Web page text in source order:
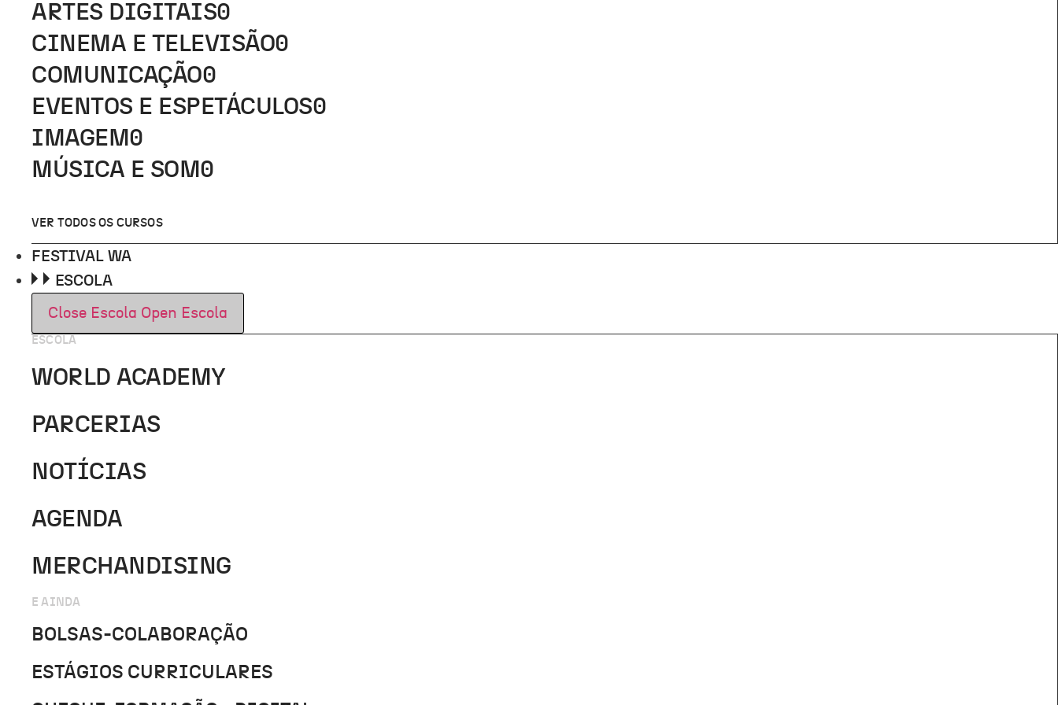
ARTES DIGITAIS0
CINEMA E TELEVISÃO0
COMUNICAÇÃO0
EVENTOS E ESPETÁCULOS0
IMAGEM 0
MÚSICA E SOM 0
VER TODOS OS CURSOS
FESTIVAL WA
ESCOLA
Close Escola Open Escola
ESCOLA
WORLD ACADEMY
PARCERIAS
NOTÍCIAS
AGENDA
MERCHANDISING
E AINDA
BOLSAS-COLABORAÇÃO
ESTÁGIOS CURRICULARES